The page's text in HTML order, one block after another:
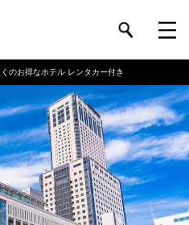
のお得なホテル レンタカー付き